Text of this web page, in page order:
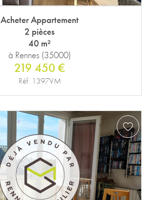
Acheter Appartement
2 pièces
40 m²
à Rennes (35000)
219 450 €
Réf. 1397VM